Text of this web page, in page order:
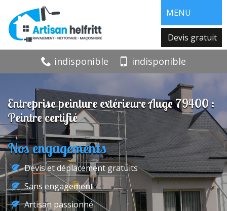
MENU
Devis gratuit
indisponible indisponible
Entreprise peinture extérieure Auge 79400 :
Peintre certifié
Nos engagements
Devis et déplacement gratuits
Sans engagement
Artisan passionné